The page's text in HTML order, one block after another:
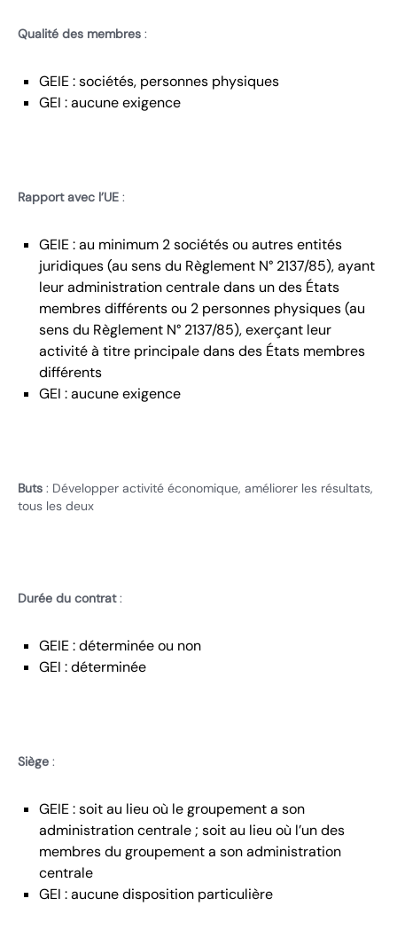
Qualité des membres :
GEIE : sociétés, personnes physiques
GEI : aucune exigence
Rapport avec l’UE :
GEIE : au minimum 2 sociétés ou autres entités
juridiques (au sens du Règlement N° 2137/85), ayant
leur administration centrale dans un des États
membres différents ou 2 personnes physiques (au
sens du Règlement N° 2137/85), exerçant leur
activité à titre principale dans des États membres
différents
GEI : aucune exigence
Buts : Développer activité économique, améliorer les résultats,
tous les deux
Durée du contrat:
GEIE : déterminée ou non
GEI : déterminée
Siège :
GEIE : soit au lieu où le groupement a son
administration centrale ; soit au lieu où l’un des
membres du groupement a son administration
centrale
GEI : aucune disposition particulière